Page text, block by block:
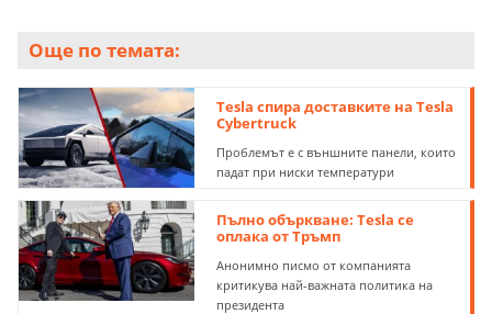
Още по темата:
Tesla спира доставките на Tesla
Cybertruck
Проблемът е с външните панели, които
падат при ниски температури
Пълно объркване: Tesla се
оплака от Тръмп
Анонимно писмо от компанията
критикува най-важната политика на
президента